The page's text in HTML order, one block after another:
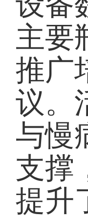
主要
推广
议。
与慢
支撑
提升